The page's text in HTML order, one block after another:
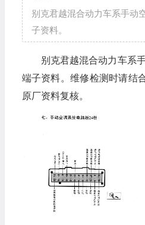
别克君越混合动力车系手动
子资料。
别克君越混合动力车系
端子资料。维修检测时请结
原厂资料复核。